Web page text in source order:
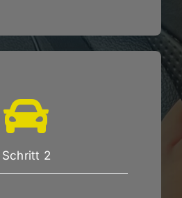
Schritt 2